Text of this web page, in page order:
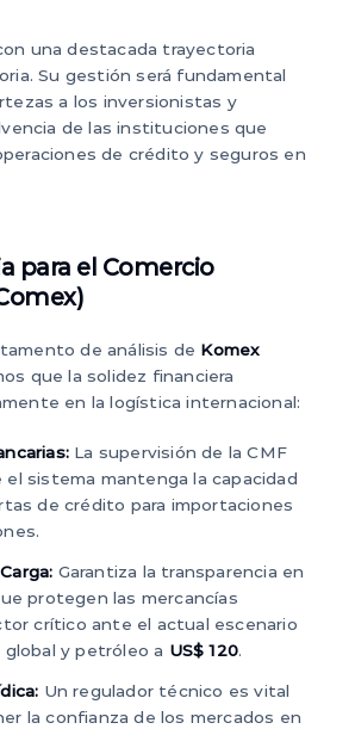
una destacada trayectoria
Su gestión será fundamental
a los inversionistas y
de las instituciones que
de crédito y seguros en
para el Comercio
de análisis de Komex
que la solidez financiera
en la logística internacional:
La supervisión de la CMF
el sistema mantenga la capacidad
de crédito para importaciones
Garantiza la transparencia en
protegen las mercancías
crítico ante el actual escenario
y petróleo a US$ 120.
Un regulador técnico es vital
la confianza de los mercados en